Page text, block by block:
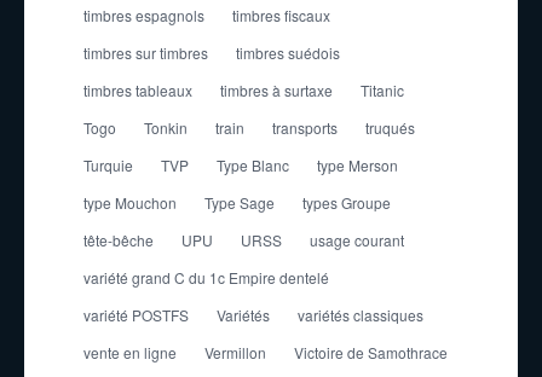
timbres espagnols
timbres fiscaux
timbres sur timbres
timbres suédois
timbres tableaux
timbres à surtaxe
Titanic
Togo
Tonkin train transports
truqués
Turquie
TVP Type Blanc
type Merson
type Mouchon
Type Sage
types Groupe
tête-bêche
UPU URSS
usage courant
variété grand C du 1c Empire dentelé
variété POSTFS
Variétés
variétés classiques
vente en ligne
Vermillon
Victoire de Samothrace